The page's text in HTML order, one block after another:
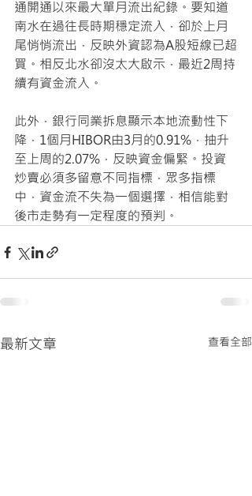
通開通以來最大單月流出紀錄。要知道
南水在過往長時期穩定流入，卻於上月
尾悄悄流出，反映外資認為A股短線已超
買。相反北水卻沒太大啟示，最近2周持
續有資金流入。
此外，銀行同業拆息顯示本地流動性下
降，1個月HIBOR由3月的0.91%，抽升
至上周的2.07%，反映資金偏緊。投資
炒賣必須多留意不同指標，眾多指標
中，資金流不失為一個選擇，相信能對
後市走勢有一定程度的預判。
最新文章 查看全部